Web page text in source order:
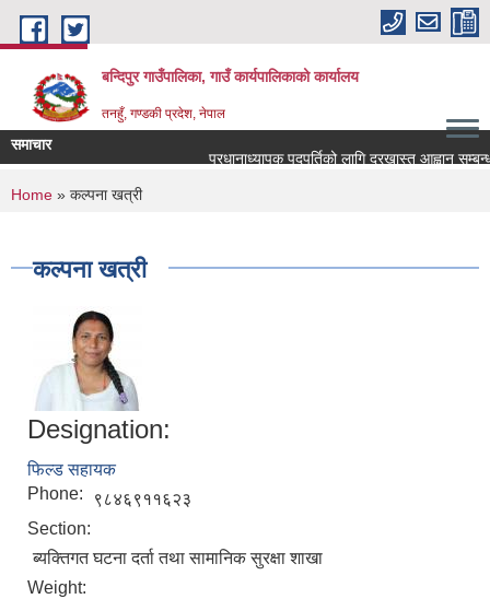
Skip to main content
बन्दिपुर गाउँपालिका, गाउँ कार्यपालिकाको कार्यालय
तनहुँ, गण्डकी प्रदेश, नेपाल
समाचार
प्रधानाध्यापक पदपुर्तिको लागि दरखास्त आह्वान
You are here
Home » कल्पना खत्री
कल्पना खत्री
Designation:
फिल्ड सहायक
Phone:
९८४६९११६२३
Section:
ब्यक्तिगत घटना दर्ता तथा सामानिक सुरक्षा शाखा
Weight: